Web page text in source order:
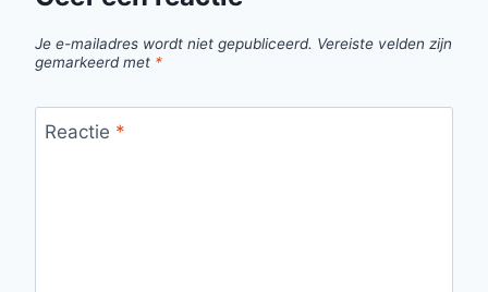
Je e-mailadres wordt niet gepubliceerd. Vereiste velden zijn
gemarkeerd met *
Reactie *